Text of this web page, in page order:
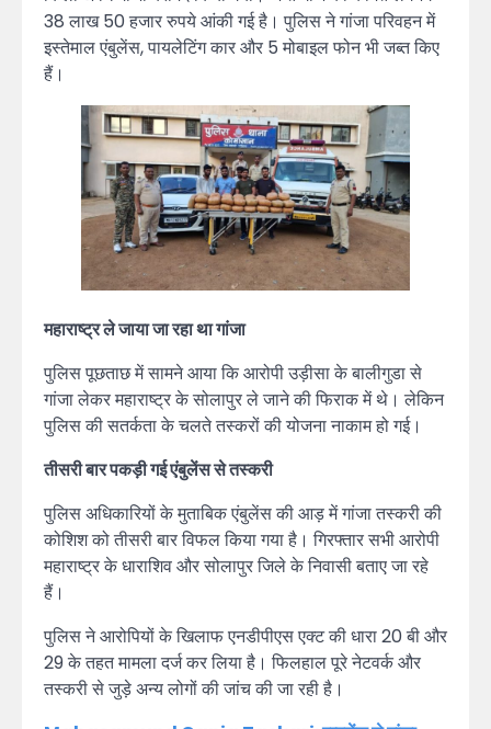
38 लाख 50 हजार रुपये आंकी गई है। पुलिस ने गांजा परिवहन में
इस्तेमाल एंबुलेंस, पायलेटिंग कार और 5 मोबाइल फोन भी जब्त किए
हैं।
महाराष्ट्र ले जाया जा रहा था गांजा
पुलिस पूछताछ में सामने आया कि आरोपी उड़ीसा के बालीगुडा से
गांजा लेकर महाराष्ट्र के सोलापुर ले जाने की फिराक में थे। लेकिन
पुलिस की सतर्कता के चलते तस्करों की योजना नाकाम हो गई।
तीसरी बार पकड़ी गई एंबुलेंस से तस्करी
पुलिस अधिकारियों के मुताबिक एंबुलेंस की आड़ में गांजा तस्करी की
कोशिश को तीसरी बार विफल किया गया है। गिरफ्तार सभी आरोपी
महाराष्ट्र के धाराशिव और सोलापुर जिले के निवासी बताए जा रहे
हैं।
पुलिस ने आरोपियों के खिलाफ एनडीपीएस एक्ट की धारा 20 बी और
29 के तहत मामला दर्ज कर लिया है। फिलहाल पूरे नेटवर्क और
तस्करी से जुड़े अन्य लोगों की जांच की जा रही है।